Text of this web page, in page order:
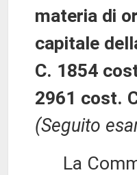
materia di
capitale
C. 1854
2961 cost.
(Seguito
La